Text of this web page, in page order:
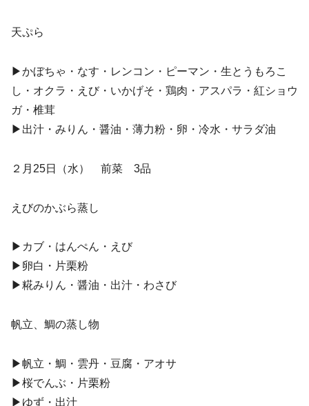
天ぷら
▶︎かぼちゃ・なす・レンコン・ピーマン・生とうもろこ
し・オクラ・えび・いかげそ・鶏肉・アスパラ・紅ショウ
ガ・椎茸
▶︎出汁・みりん・醤油・薄力粉・卵・冷水・サラダ油
２月25日（水） 前菜 3品
えびのかぶら蒸し
▶︎カブ・はんぺん・えび
▶︎卵白・片栗粉
▶︎糀みりん・醤油・出汁・わさび
帆立、鯛の蒸し物
▶︎帆立・鯛・雲丹・豆腐・アオサ
▶︎桜でんぶ・片栗粉
▶︎ゆず・出汁